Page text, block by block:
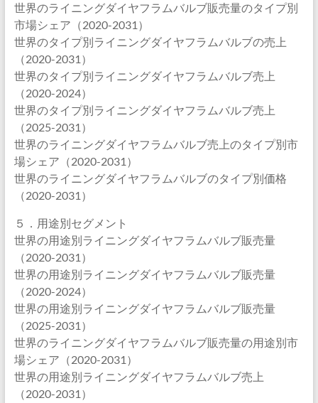
世界のライニングダイヤフラムバルブ販売量のタイプ別
市場シェア（2020-2031）
世界のタイプ別ライニングダイヤフラムバルブの売上
（2020-2031）
世界のタイプ別ライニングダイヤフラムバルブ売上
（2020-2024）
世界のタイプ別ライニングダイヤフラムバルブ売上
（2025-2031）
世界のライニングダイヤフラムバルブ売上のタイプ別市
場シェア（2020-2031）
世界のライニングダイヤフラムバルブのタイプ別価格
（2020-2031）
５．用途別セグメント
世界の用途別ライニングダイヤフラムバルブ販売量
（2020-2031）
世界の用途別ライニングダイヤフラムバルブ販売量
（2020-2024）
世界の用途別ライニングダイヤフラムバルブ販売量
（2025-2031）
世界のライニングダイヤフラムバルブ販売量の用途別市
場シェア（2020-2031）
世界の用途別ライニングダイヤフラムバルブ売上
（2020-2031）